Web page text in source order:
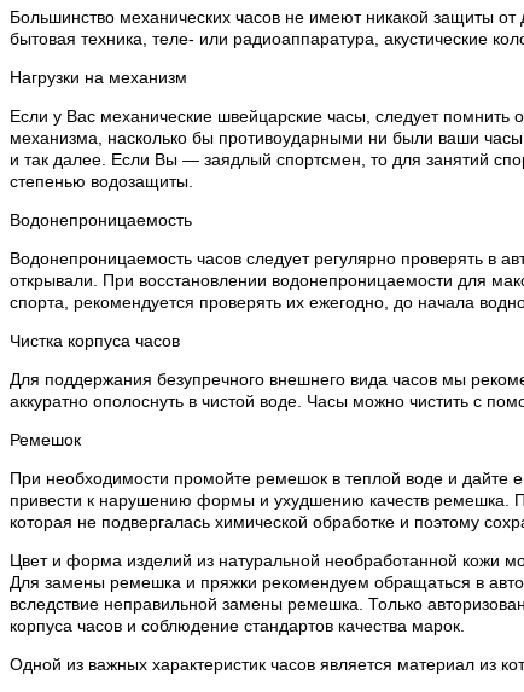
Большинство механических часов не имеют никакой защиты от
бытовая техника, теле- или радиоаппаратура, акустические
Нагрузки на механизм
Если у Вас механические швейцарские часы, следует помнить
механизма, насколько бы противоударными ни были ваши
и так далее. Если Вы — заядлый спортсмен, то для занятий
степенью водозащиты.
Водонепроницаемость
Водонепроницаемость часов следует регулярно проверять в
открывали. При восстановлении водонепроницаемости для
спорта, рекомендуется проверять их ежегодно, до начала
Чистка корпуса часов
Для поддержания безупречного внешнего вида часов мы
аккуратно ополоснуть в чистой воде. Часы можно чистить с
Ремешок
При необходимости промойте ремешок в теплой воде и дайте
привести к нарушению формы и ухудшению качеств ремешка.
которая не подвергалась химической обработке и поэтому
Цвет и форма изделий из натуральной необработанной кожи
Для замены ремешка и пряжки рекомендуем обращаться в
вследствие неправильной замены ремешка. Только
корпуса часов и соблюдение стандартов качества марок.
Одной из важных характеристик часов является материал из